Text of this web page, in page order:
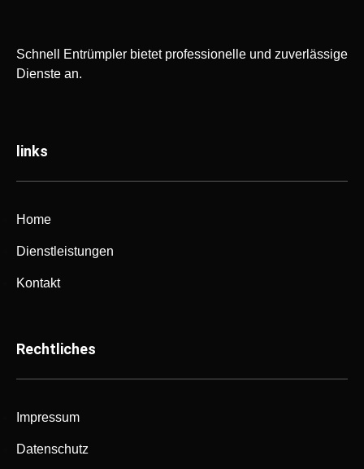
Schnell Entrümpler bietet professionelle und zuverlässige
Dienste an.
links
Home
Dienstleistungen
Kontakt
Rechtliches
Impressum
Datenschutz